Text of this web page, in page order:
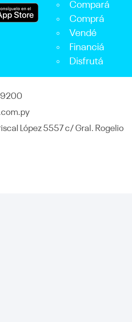
Compará
Comprá
Vendé
Financiá
Disfrutá
9200
López 5557 c/ Gral. Rogelio